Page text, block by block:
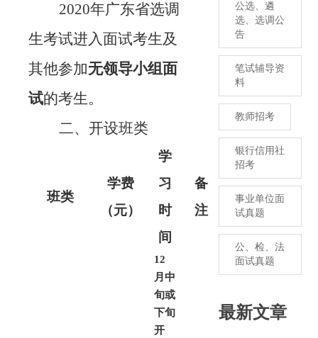
2020年广东省选调
生考试进入面试考生及
其他参加无领导小组面
试的考生。
二、开设班类
班类
学费
（元）
学
习
时
间
备
注
12
月中
旬或
下旬
开
公选、遴
选、选调公
告
笔试辅导资
料
教师招考
银行信用社
招考
事业单位面
试真题
公、检、法
面试真题
最新文章